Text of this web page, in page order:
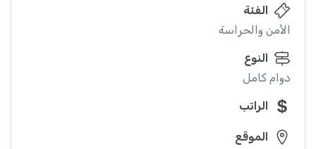
الفئة
الأمن والحراسة
النوع
دوام كامل
الراتب
الموقع